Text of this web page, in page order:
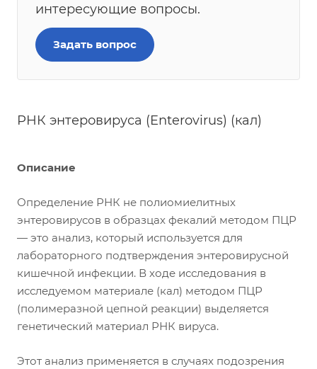
интересующие вопросы.
Задать вопрос
РНК энтеровируса (Enterovirus) (кал)
Описание
Определение РНК не полиомиелитных
энтеровирусов в образцах фекалий методом ПЦР
— это анализ, который используется для
лабораторного подтверждения энтеровирусной
кишечной инфекции. В ходе исследования в
исследуемом материале (кал) методом ПЦР
(полимеразной цепной реакции) выделяется
генетический материал РНК вируса.
Этот анализ применяется в случаях подозрения